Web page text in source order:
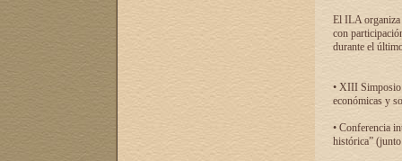
El ILA organiza
con
durante el
• XIII Simposio
económicas y
• Conferencia
histórica”